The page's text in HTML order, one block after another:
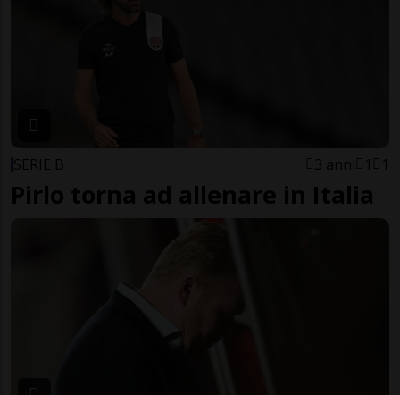
SERIE B 3 anni 1 1
Pirlo torna ad allenare in Italia